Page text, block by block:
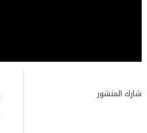
شارك المنشور